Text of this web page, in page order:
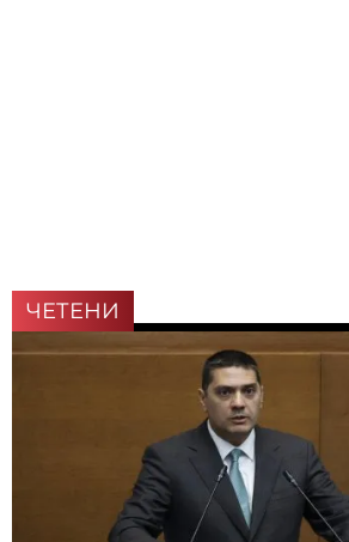
ЧЕТЕНИ